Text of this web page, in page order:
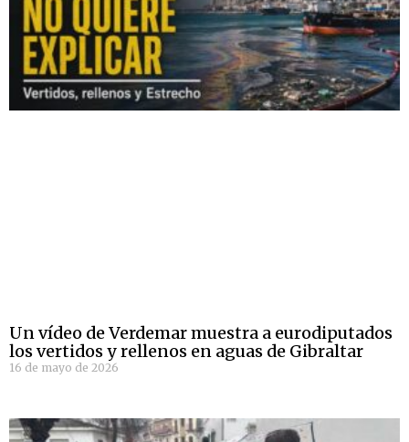
Un vídeo de Verdemar muestra a eurodiputados
los vertidos y rellenos en aguas de Gibraltar
16 de mayo de 2026